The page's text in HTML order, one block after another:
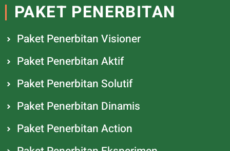
PAKET PENERBITAN
Paket Penerbitan Visioner
Paket Penerbitan Aktif
Paket Penerbitan Solutif
Paket Penerbitan Dinamis
Paket Penerbitan Action